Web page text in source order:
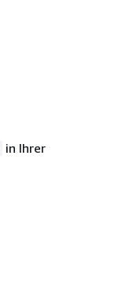
in Ihrer